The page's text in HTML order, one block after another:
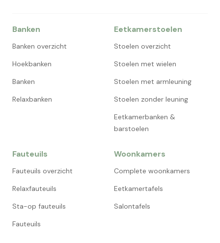
Banken
Banken overzicht
Hoekbanken
Banken
Relaxbanken
Eetkamerstoelen
Stoelen overzicht
Stoelen met wielen
Stoelen met armleuning
Stoelen zonder leuning
Eetkamerbanken &
barstoelen
Fauteuils
Fauteuils overzicht
Relaxfauteuils
Sta-op fauteuils
Fauteuils
Woonkamers
Complete woonkamers
Eetkamertafels
Salontafels